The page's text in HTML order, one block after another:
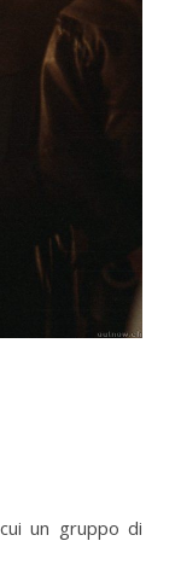
un gruppo di